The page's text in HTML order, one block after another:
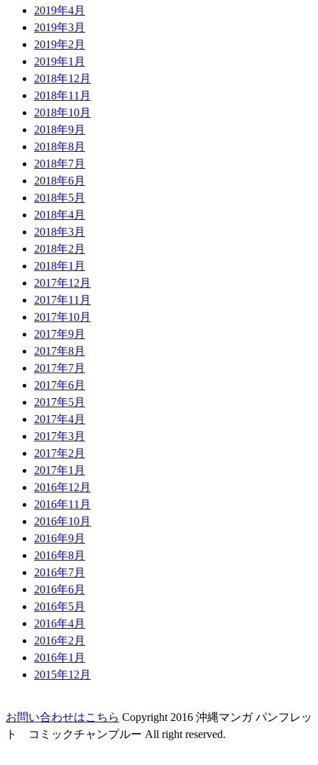
2019年4月
2019年3月
2019年2月
2019年1月
2018年12月
2018年11月
2018年10月
2018年9月
2018年8月
2018年7月
2018年6月
2018年5月
2018年4月
2018年3月
2018年2月
2018年1月
2017年12月
2017年11月
2017年10月
2017年9月
2017年8月
2017年7月
2017年6月
2017年5月
2017年4月
2017年3月
2017年2月
2017年1月
2016年12月
2016年11月
2016年10月
2016年9月
2016年8月
2016年7月
2016年6月
2016年5月
2016年4月
2016年2月
2016年1月
2015年12月
お問い合わせはこちら Copyright 2016 沖縄マンガ パンフレッ
ト コミックチャンプルー All right reserved.